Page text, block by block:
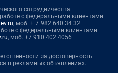
сотрудничества:
с федеральными клиентами
, моб. + 7 982 640 34 32
с федеральными клиентами
, моб. +7 910 402 4056
за достоверность
в рекламных объявлениях.